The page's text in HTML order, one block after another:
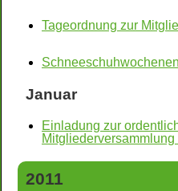
Tageordnung zur
Januar
Einladung zur
Mitgliederversammlung
2011